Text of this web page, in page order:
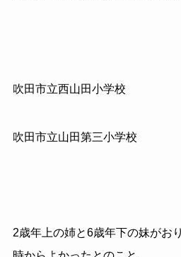
吹田市立西山田小学校
吹田市立山田第三小学校
2歳年上の姉と6歳年下の妹がお